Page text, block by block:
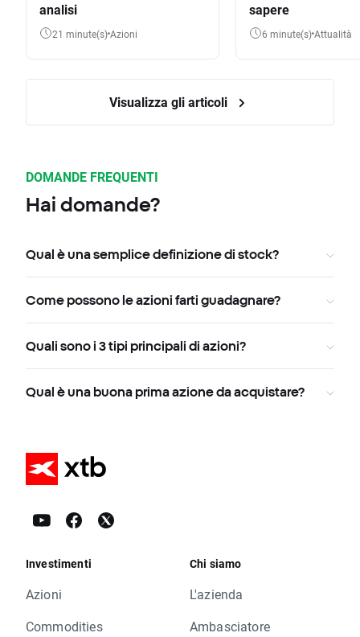
analisi
21 minute(s) Azioni
sapere
6 minute(s) Attualità
Visualizza gli articoli
DOMANDE FREQUENTI
Hai domande?
Qual è una semplice definizione di stock?
Come possono le azioni farti guadagnare?
Quali sono i 3 tipi principali di azioni?
Qual è una buona prima azione da acquistare?
Investimenti
Azioni
Commodities
Chi siamo
L'azienda
Ambasciatore